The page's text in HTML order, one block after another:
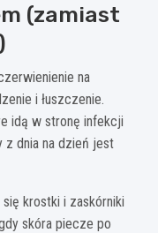
(zamiast
na
i łuszczenie.
idą w stronę infekcji
z dnia na dzień jest
krostki i zaskórniki
skóra piecze po